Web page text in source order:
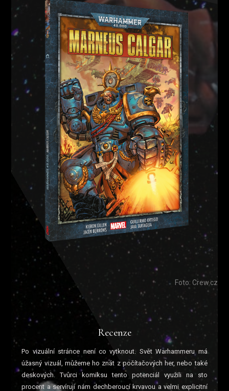
Foto: Crew.cz
Recenze
Po vizuální stránce není co vytknout. Svět Warhammeru má
úžasný vizuál, můžeme ho znát z počítačových her, nebo také
deskových. Tvůrci komiksu tento potenciál využili na sto
procent a servírují nám dechberoucí krvavou a velmi explicitní